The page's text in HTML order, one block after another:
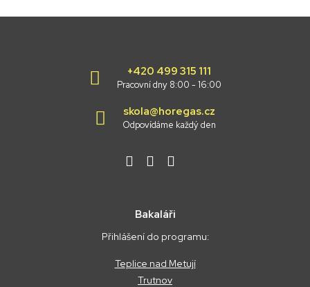
+420 499 315 111
Pracovní dny 8:00 - 16:00
skola@horegas.cz
Odpovídáme každý den
Bakaláři
Přihlášení do programu:
Teplice nad Metují
Trutnov